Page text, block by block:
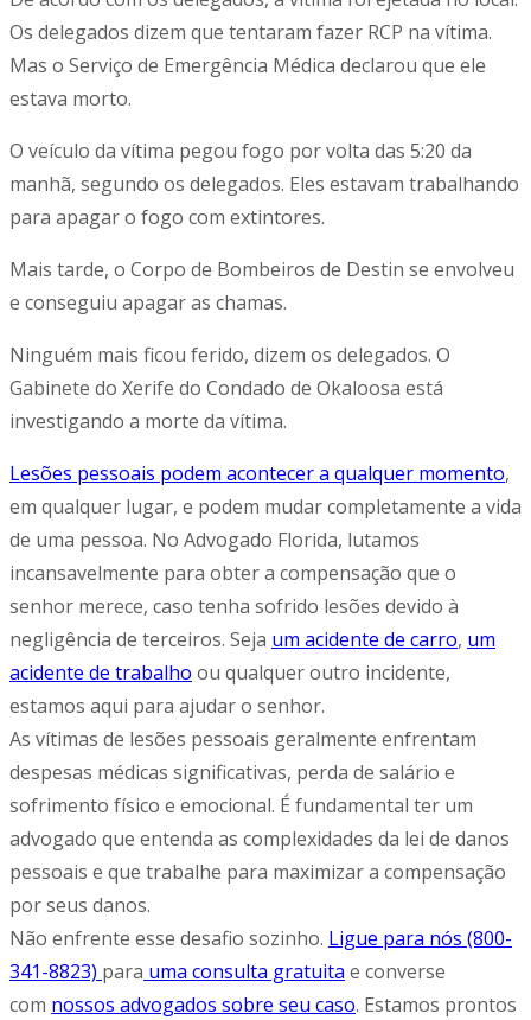
Os delegados dizem que tentaram fazer RCP na vítima.
Mas o Serviço de Emergência Médica declarou que ele
estava morto.
O veículo da vítima pegou fogo por volta das 5:20 da
manhã, segundo os delegados. Eles estavam trabalhando
para apagar o fogo com extintores.
Mais tarde, o Corpo de Bombeiros de Destin se envolveu
e conseguiu apagar as chamas.
Ninguém mais ficou ferido, dizem os delegados. O
Gabinete do Xerife do Condado de Okaloosa está
investigando a morte da vítima.
Lesões pessoais podem acontecer a qualquer momento,
em qualquer lugar, e podem mudar completamente a vida
de uma pessoa. No Advogado Florida, lutamos
incansavelmente para obter a compensação que o
senhor merece, caso tenha sofrido lesões devido à
negligência de terceiros. Seja um acidente de carro, um
acidente de trabalho ou qualquer outro incidente,
estamos aqui para ajudar o senhor.
As vítimas de lesões pessoais geralmente enfrentam
despesas médicas significativas, perda de salário e
sofrimento físico e emocional. É fundamental ter um
advogado que entenda as complexidades da lei de danos
pessoais e que trabalhe para maximizar a compensação
por seus danos.
Não enfrente esse desafio sozinho. Ligue para nós (800-
341-8823) para uma consulta gratuita e converse
com nossos advogados sobre seu caso. Estamos prontos